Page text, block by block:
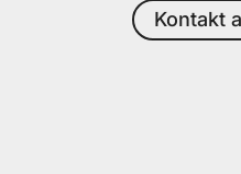
Kontakt